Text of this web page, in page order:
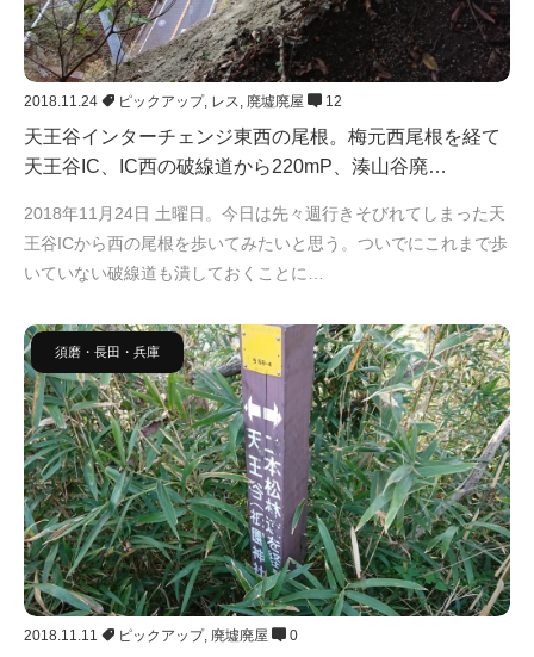
2018.11.24 ピックアップ, レス 廃墟廃屋 12
天王谷インターチェンジ東西の尾根。梅元西尾根を経て
天王谷IC、IC西の破線道から220mP、湊山谷廃…
2018年11月24日 土曜日。今日は先々週行きそびれてしまった天
王谷ICから西の尾根を歩いてみたいと思う。ついでにこれまで歩
いていない破線道も潰しておくことに…
須磨・長田・兵庫
2018.11.11 ピックアップ, 廃墟廃屋 0